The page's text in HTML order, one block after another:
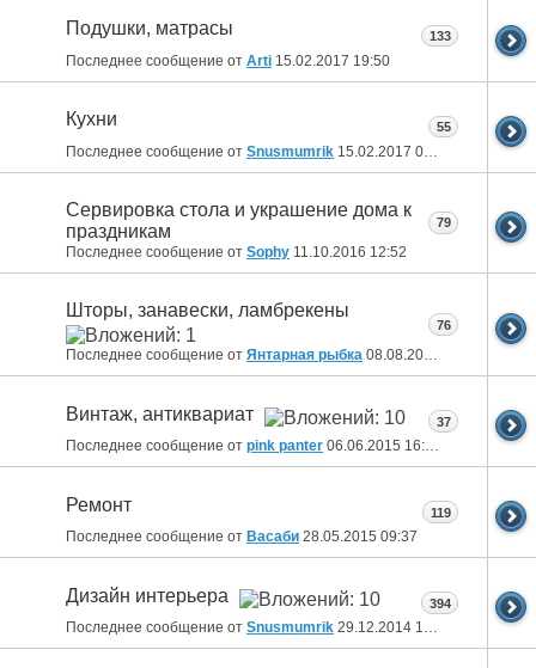
Подушки, матрасы
Последнее сообщение от Arti 15.02.2017 19:50
133
Кухни
Последнее сообщение от Snusmumrik 15.02.2017 07:46
55
Сервировка стола и украшение дома к
праздникам
Последнее сообщение от Sophy 11.10.2016 12:52
79
Шторы, занавески, ламбрекены
Последнее сообщение от Янтарная рыбка 08.08.2016
76
Винтаж, антиквариат
Последнее сообщение от pink panter 06.06.2015 16:08
37
Ремонт
Последнее сообщение от Васаби 28.05.2015 09:37
119
Дизайн интерьера
Последнее сообщение от Snusmumrik 29.12.2014 10:36
394